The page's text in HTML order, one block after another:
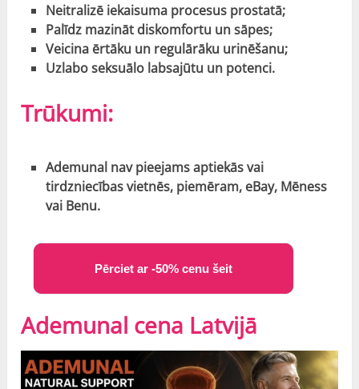
Neitralizē iekaisuma procesus prostatā;
Palīdz mazināt diskomfortu un sāpes;
Veicina ērtāku un regulārāku urinēšanu;
Uzlabo seksuālo labsajūtu un potenci.
Trūkumi:
Ademunal nav pieejams aptiekās vai
tirdzniecības vietnēs, piemēram, eBay, Mēness
vai Benu.
Pērciet ar -50% cenu šeit
Ademunal cena Latvijā